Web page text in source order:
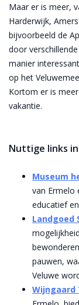
Maar er is meer,
Harderwijk,
bijvoorbeeld de
door
manier
op het
Kortom er is
vakantie.
Nuttige links
Museum
van Ermelo
educatief
Landgoed
pauwen,
Veluwe
Wijngaard